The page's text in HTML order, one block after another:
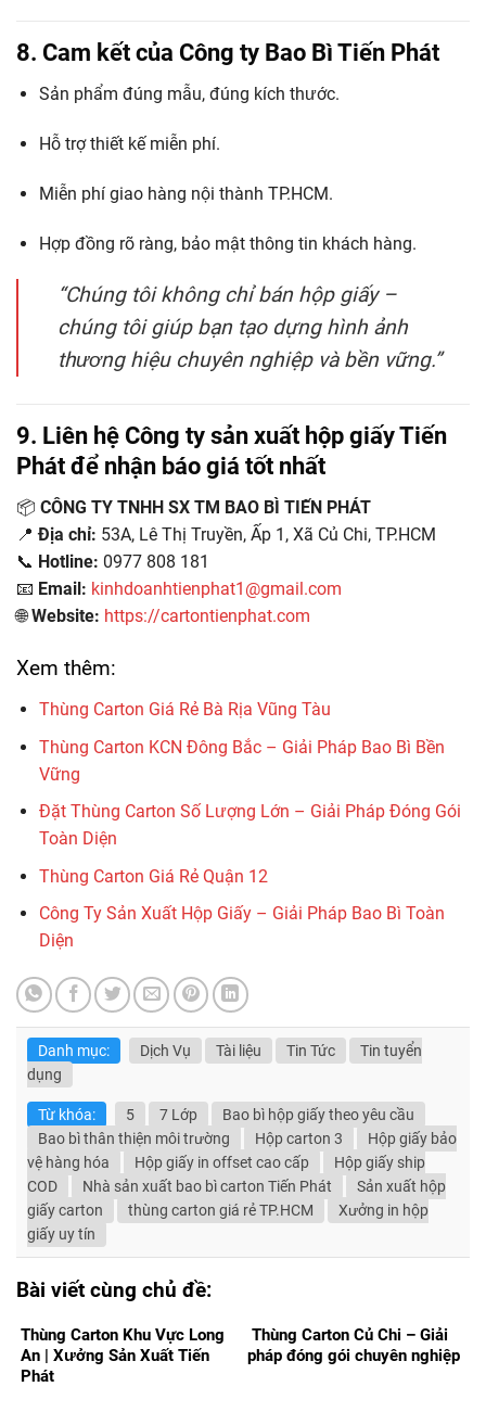
8. Cam kết của Công ty Bao Bì Tiến Phát
Sản phẩm đúng mẫu, đúng kích thước.
Hỗ trợ thiết kế miễn phí.
Miễn phí giao hàng nội thành TP.HCM.
Hợp đồng rõ ràng, bảo mật thông tin khách hàng.
“Chúng tôi không chỉ bán hộp giấy –
chúng tôi giúp bạn tạo dựng hình ảnh
thương hiệu chuyên nghiệp và bền vững.”
9. Liên hệ Công ty sản xuất hộp giấy Tiến
Phát để nhận báo giá tốt nhất
📦 CÔNG TY TNHH SX TM BAO BÌ TIẾN PHÁT
📍Địa chỉ: 53A, Lê Thị Truyền, Ấp 1, Xã Củ Chi, TP.HCM
📞 Hotline: 0977 808 181
📧 Email: kinhdoanhtienphat1@gmail.com
🌐Website: https://cartontienphat.com
Xem thêm:
Thùng Carton Giá Rẻ Bà Rịa Vũng Tàu
Thùng Carton KCN Đông Bắc – Giải Pháp Bao Bì Bền
Vững
Đặt Thùng Carton Số Lượng Lớn – Giải Pháp Đóng Gói
Toàn Diện
Thùng Carton Giá Rẻ Quận 12
Công Ty Sản Xuất Hộp Giấy – Giải Pháp Bao Bì Toàn
Diện
Danh mục: Dịch Vụ Tài liệu Tin Tức
Tin tuyển
dụng
Từ khóa: 5 7 Lớp
Bao bì hộp giấy theo yêu cầu
Bao bì thân thiện môi trường
Hộp carton 3
Hộp giấy bảo
vệ hàng hóa
Hộp giấy in offset cao cấp
Hộp giấy ship
COD
Nhà sản xuất bao bì carton Tiến Phát
Sản xuất hộp
giấy carton
thùng carton giá rẻ TP.HCM
Xưởng in hộp
giấy uy tín
Bài viết cùng chủ đề:
Thùng Carton Khu Vực Long
An | Xưởng Sản Xuất Tiến
Phát
Thùng Carton Củ Chi – Giải
pháp đóng gói chuyên nghiệp